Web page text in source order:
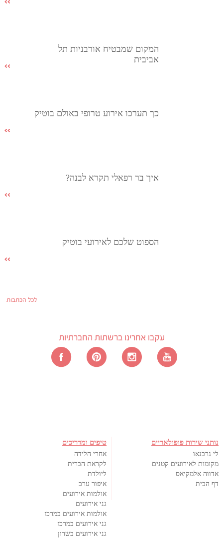
המקום שמבטיח אורבניות תל
אביבית
כך תערכו אירוע טרופי באולם בוטיק
איך בר רפאלי תקרא לבנה?
הספוט שלכם לאירועי בוטיק
לכל הכתבות
עקבו אחרינו ברשתות החברתיות
נותני שירות פופולאריים
לי גרבנאו
מקומות לאירועים קטנים
אדווה אלמקיאס
דף הבית
טיפים ומדריכים
אחרי הלידה
לקראת הברית
ליולדת
איפור ערב
אולמות אירועים
גני אירועים
אולמות אירועים במרכז
גני אירועים במרכז
גני אירועים בשרון